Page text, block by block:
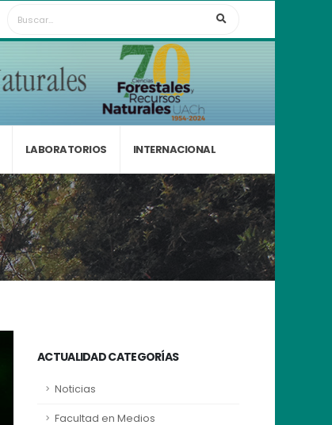
LABORATORIOS INTERNACIONAL
ACTUALIDAD CATEGORÍAS
Noticias
Facultad en Medios